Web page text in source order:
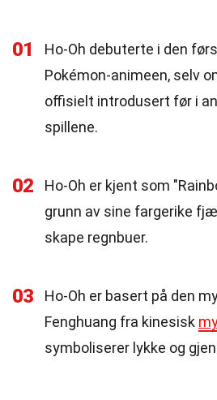
01
Ho-Oh debuterte i den
Pokémon-animeen, selv
offisielt introdusert før i
spillene.
02
Ho-Oh er kjent som
grunn av sine fargerike
skape regnbuer.
03
Ho-Oh er basert på den
Fenghuang fra kinesisk
symboliserer lykke og